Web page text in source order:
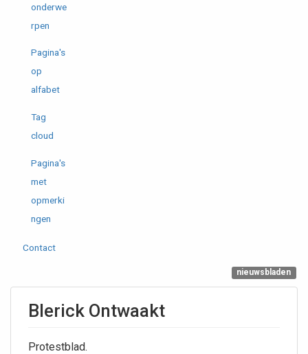
onderwe
rpen
Pagina's
op
alfabet
Tag
cloud
Pagina's
met
opmerki
ngen
Contact
nieuwsbladen
Blerick Ontwaakt
Protestblad.